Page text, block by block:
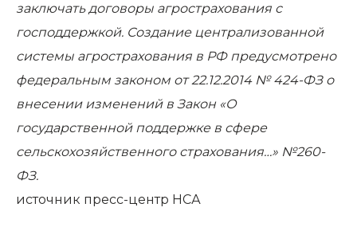
заключать договоры агрострахования с
господдержкой. Создание централизованной
системы агрострахования в РФ предусмотрено
федеральным законом от 22.12.2014 № 424-ФЗ о
внесении изменений в Закон «О
государственной поддержке в сфере
сельскохозяйственного страхования…» №260-
ФЗ.
источник пресс-центр НСА